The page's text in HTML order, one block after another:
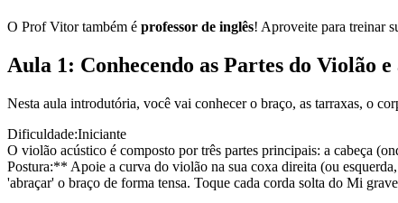
O Prof Vitor também é professor de inglês! Aproveite para treinar
Aula 1: Conhecendo as Partes do Violão
Nesta aula introdutória, você vai conhecer o braço, as tarraxas, o
Dificuldade:Iniciante
O violão acústico é composto por três partes principais: a cabeça
Postura:** Apoie a curva do violão na sua coxa direita (ou
'abraçar' o braço de forma tensa. Toque cada corda solta do Mi